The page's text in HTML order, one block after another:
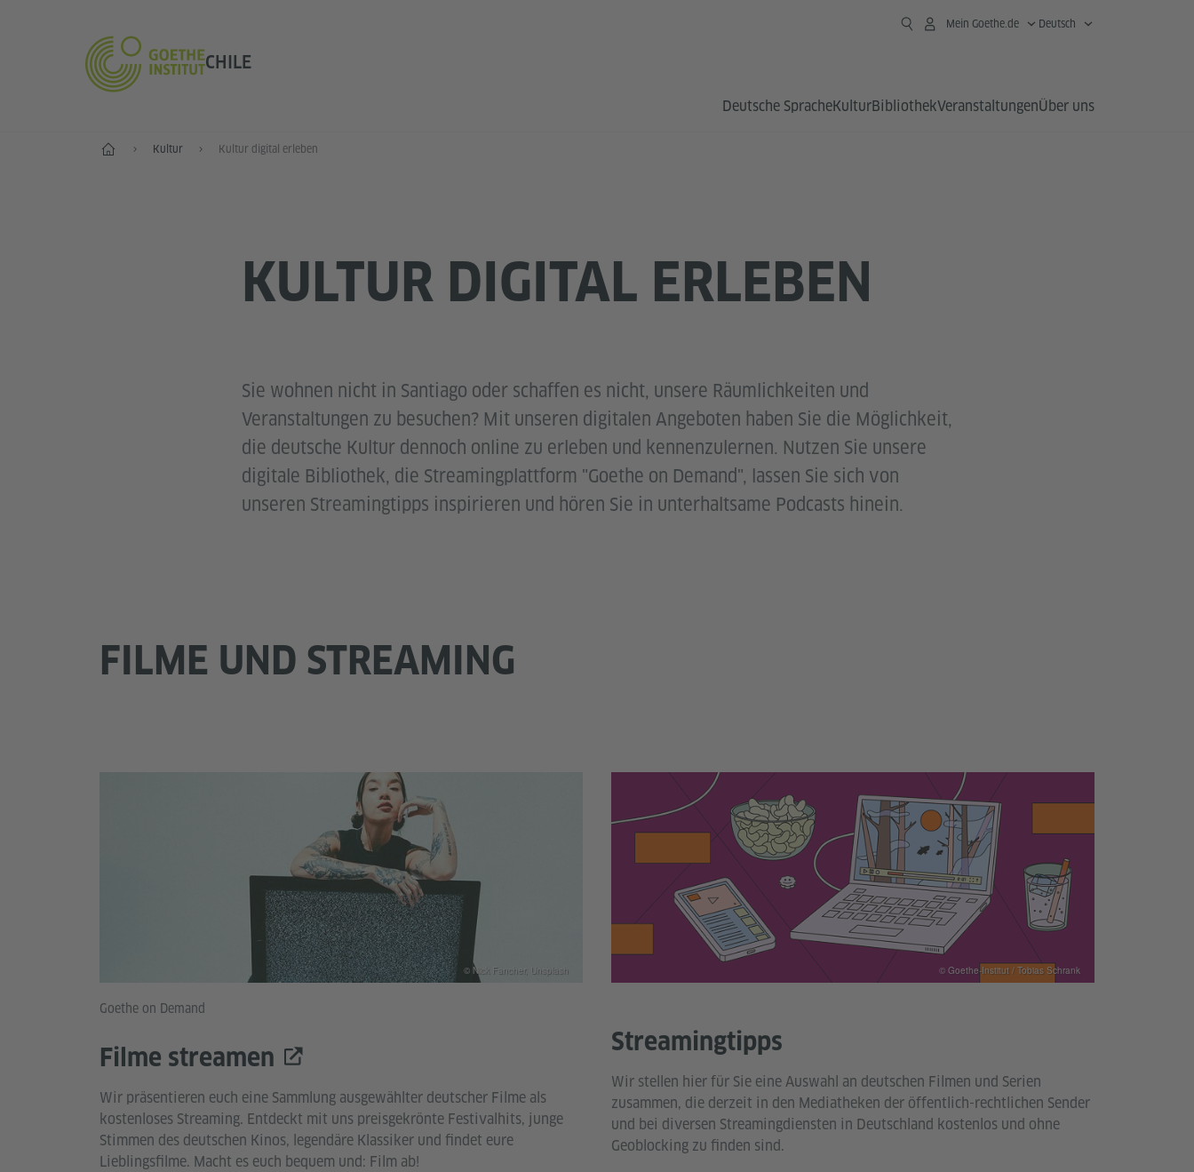
CHILE
Mein Goethe.de Deutsch
Deutsche SpracheKulturBibliothekVeranstaltungenÜber uns
Start Kultur Kultur digital erleben
KULTUR DIGITAL ERLEBEN
Sie wohnen nicht in Santiago oder schaffen es nicht, unsere Räumlichkeiten und
Veranstaltungen zu besuchen? Mit unseren digitalen Angeboten haben Sie die Möglichkeit,
die deutsche Kultur dennoch online zu erleben und kennenzulernen. Nutzen Sie unsere
digitale Bibliothek, die Streamingplattform "Goethe on Demand", lassen Sie sich von
unseren Streamingtipps inspirieren und hören Sie in unterhaltsame Podcasts hinein.
FILME UND STREAMING
Goethe on Demand
Filme streamen
Wir präsentieren euch eine Sammlung ausgewählter deutscher Filme als
kostenloses Streaming. Entdeckt mit uns preisgekrönte Festivalhits, junge
Stimmen des deutschen Kinos, legendäre Klassiker und findet eure
Lieblingsfilme. Macht es euch bequem und: Film ab!
© Nick Fancher, Unsplash
Streamingtipps
Wir stellen hier für Sie eine Auswahl an deutschen Filmen und Serien
zusammen, die derzeit in den Mediatheken der öffentlich-rechtlichen Sender
und bei diversen Streamingdiensten in Deutschland kostenlos und ohne
Geoblocking zu finden sind.
© Goethe-Institut / Tobias Schrank